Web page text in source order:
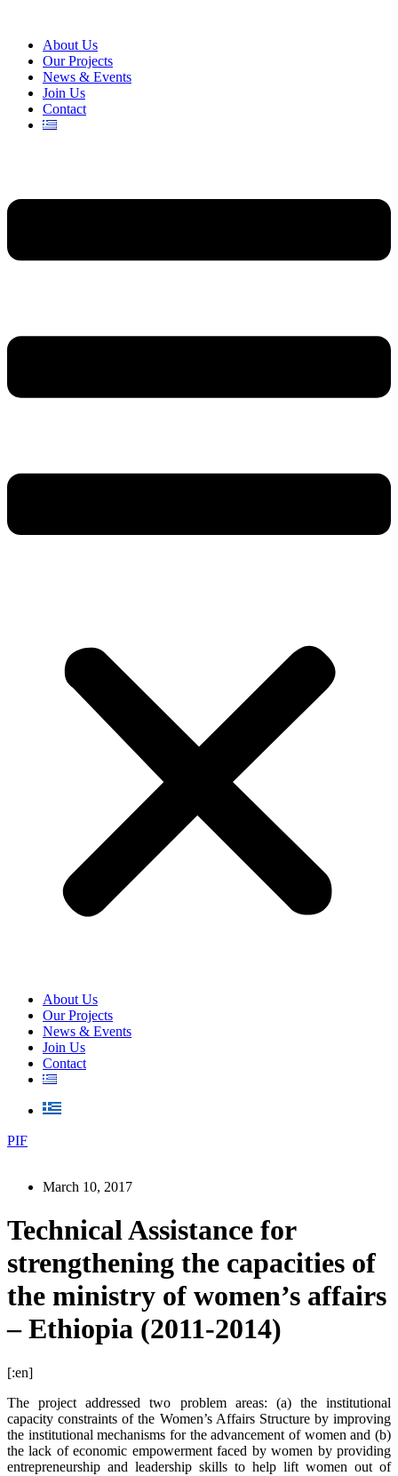
About Us
Our Projects
News & Events
Join Us
Contact
About Us
Our Projects
News & Events
Join Us
Contact
PIF
March 10, 2017
Technical Assistance for
strengthening the capacities of
the ministry of women’s affairs
– Ethiopia (2011-2014)
[:en]
The project addressed two problem areas: (a) the institutional
capacity constraints of the Women’s Affairs Structure by improving
the institutional mechanisms for the advancement of women and (b)
the lack of economic empowerment faced by women by providing
entrepreneurship and leadership skills to help lift women out of